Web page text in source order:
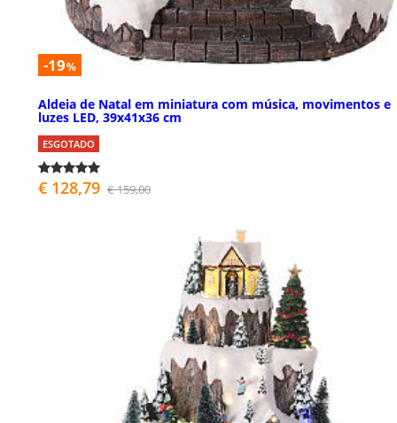
-19%
Aldeia de Natal em miniatura com música, movimentos e
luzes LED, 39x41x36 cm
ESGOTADO
€ 128,79 € 159,00